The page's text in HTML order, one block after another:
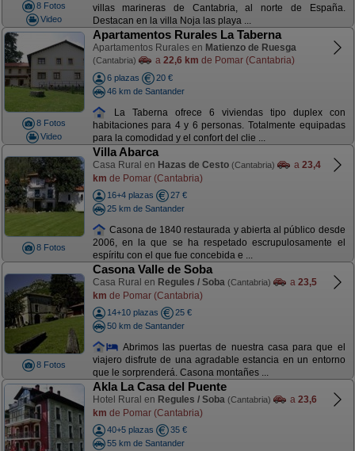
8 Fotos
Video
villas marineras de Cantabria, al norte de España.
Destacan en la villa Noja las playa ...
8 Fotos
Video
Apartamentos Rurales La Taberna
Apartamentos Rurales en Matienzo de Ruesga
(Cantabria) a 22,6 km de Pomar (Cantabria)
6 plazas
20 €
46 km de Santander
La Taberna ofrece 6 viviendas tipo duplex con
habitaciones para 4 y 6 personas. Totalmente equipadas
para la comodidad y el confort del clie ...
8 Fotos
Villa Abarca
Casa Rural en Hazas de Cesto (Cantabria) a 23,4
km de Pomar (Cantabria)
16+4 plazas
27 €
25 km de Santander
Casona de 1840 restaurada y abierta al público desde
2006, en la que se ha respetado escrupulosamente el
espíritu con el que fue concebida e ...
8 Fotos
Casona Valle de Soba
Casa Rural en Regules / Soba (Cantabria) a 23,5
km de Pomar (Cantabria)
14+10 plazas
25 €
50 km de Santander
Abrimos las puertas de nuestra casa para que el
viajero disfrute de una agradable estancia en un entorno
que le sorprenderá. Casona montañes ...
Akla La Casa del Puente
Hotel Rural en Regules / Soba (Cantabria) a 23,6
km de Pomar (Cantabria)
40+5 plazas
35 €
55 km de Santander